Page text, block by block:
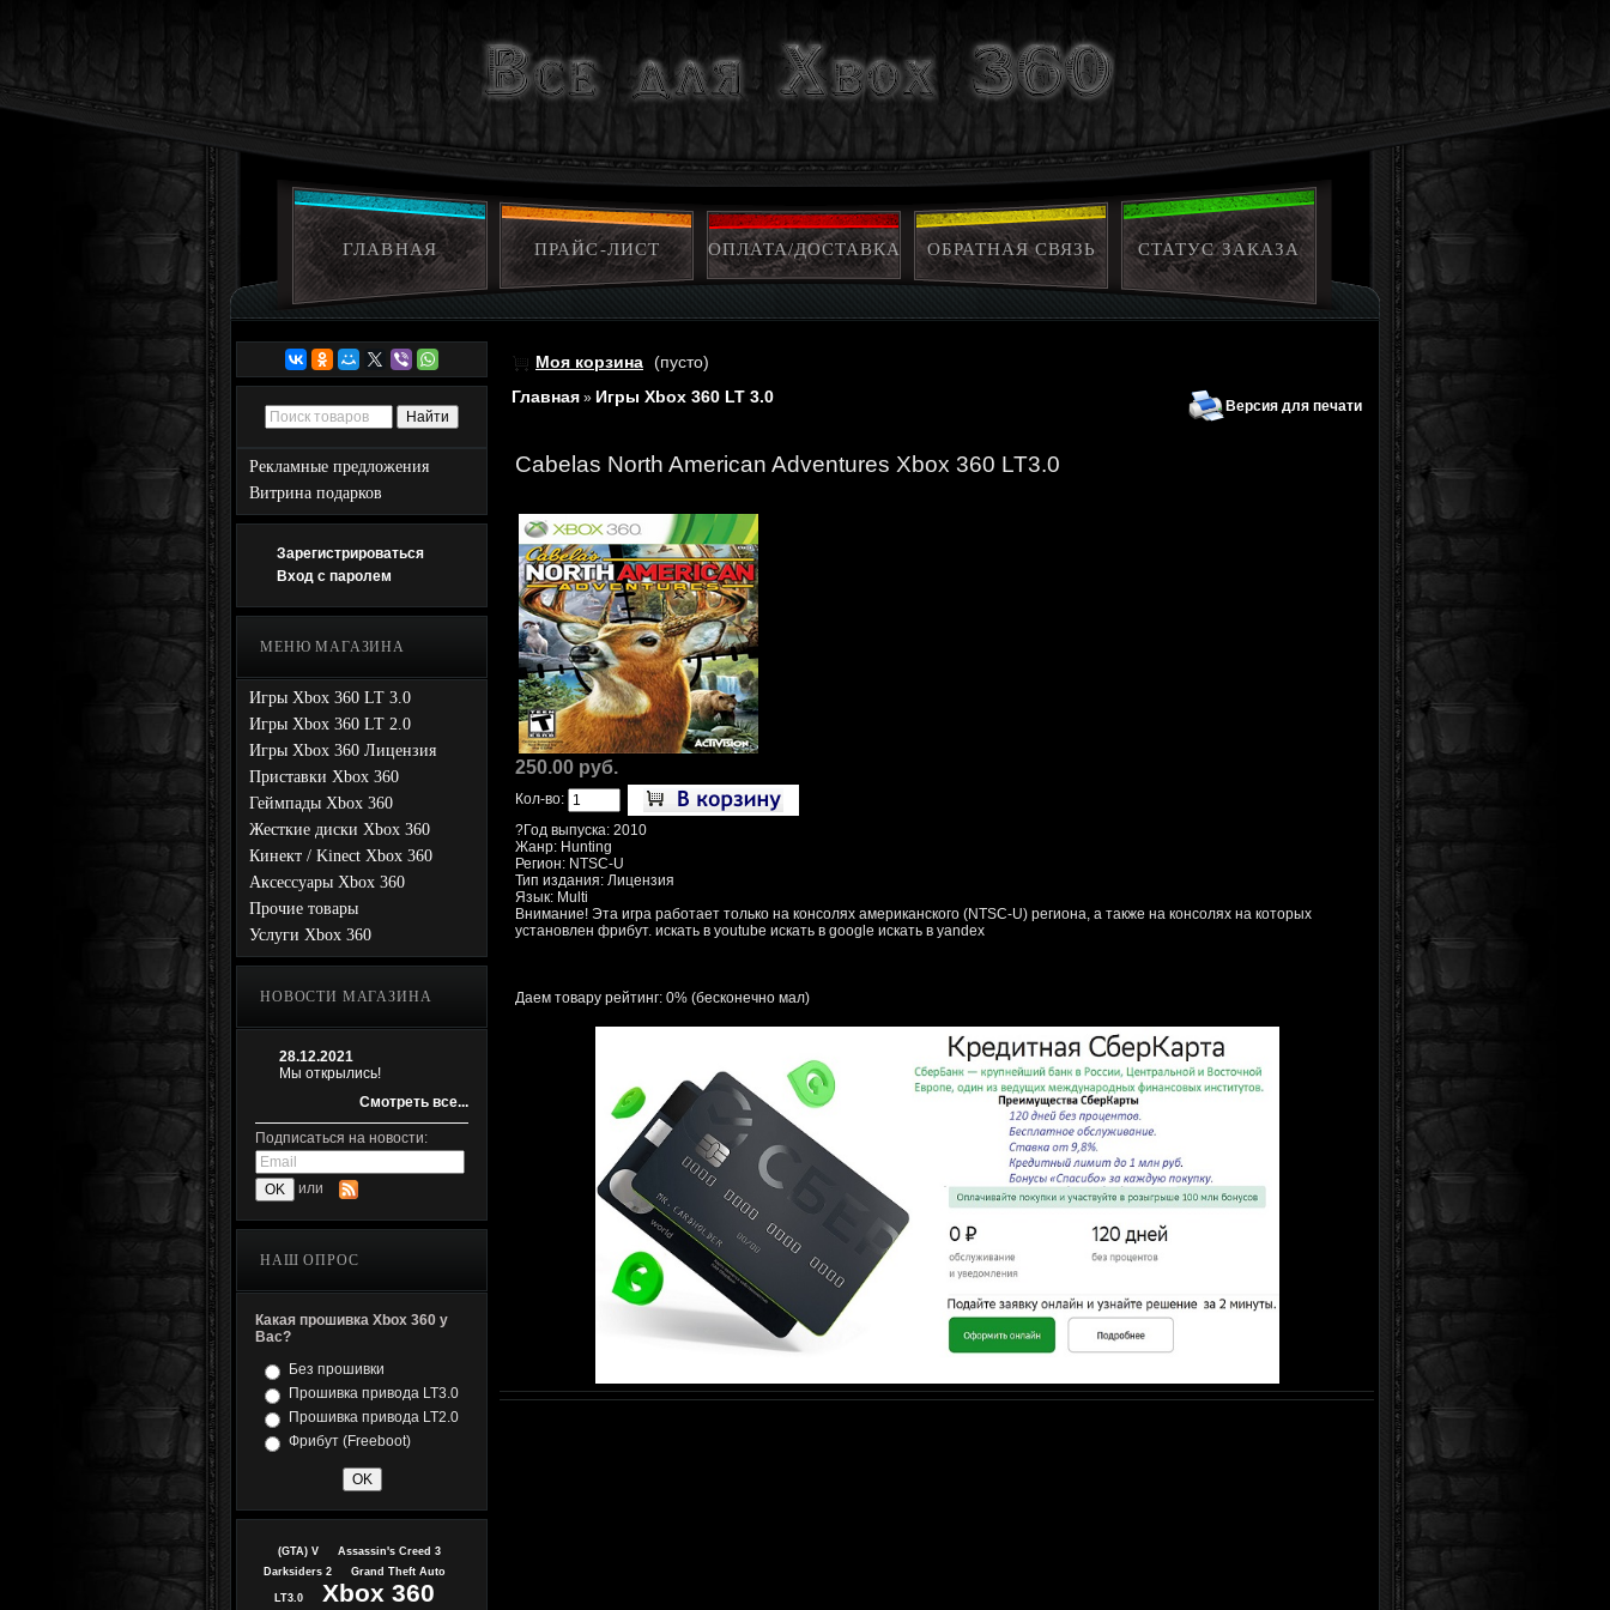
ГЛАВНАЯ ПРАЙС-ЛИСТ ОПЛАТА/ДОСТАВКА ОБРАТНАЯ СВЯЗЬ СТАТУС ЗАКАЗА
Рекламные предложения
Витрина подарков
Зарегистрироваться
Вход с паролем
МЕНЮ МАГАЗИНА
Игры Xbox 360 LT 3.0
Игры Xbox 360 LT 2.0
Игры Xbox 360 Лицензия
Приставки Xbox 360
Геймпады Xbox 360
Жесткие диски Xbox 360
Кинект / Kinect Xbox 360
Аксессуары Xbox 360
Прочие товары
Услуги Xbox 360
НОВОСТИ МАГАЗИНА
28.12.2021
Мы открылись!
Смотреть все...
Подписаться на новости:
или
НАШ ОПРОС
Какая прошивка Xbox 360 у
Вас?
Без прошивки
Прошивка привода LT3.0
Прошивка привода LT2.0
Фрибут (Freeboot)
(GTA) V
Assassin's Creed 3
Darksiders 2
Grand Theft Auto
LT3.0 Xbox 360
Моя корзина (пусто)
Главная » Игры Xbox 360 LT 3.0 Версия для печати
Cabelas North American Adventures Xbox 360 LT3.0
250.00 руб.
Кол-во:
?Год выпуска: 2010
Жанр: Hunting
Регион: NTSC-U
Тип издания: Лицензия
Язык: Multi
Внимание! Эта игра работает только на консолях американского (NTSC-U) региона, а также на консолях на которых
установлен фрибут. искать в youtube искать в google искать в yandex
Даем товару рейтинг: 0% (бесконечно мал)